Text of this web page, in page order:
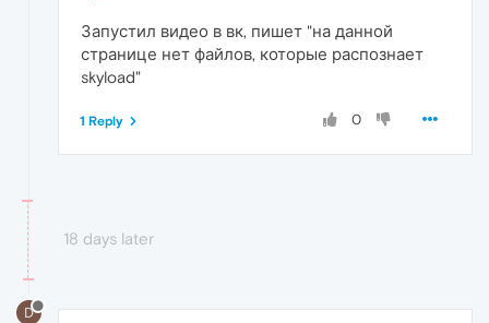
Запустил видео в вк, пишет "на данной
странице нет файлов, которые распознает
skyload"
0
1 Reply
18 days later
D